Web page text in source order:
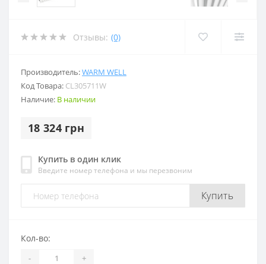
Отзывы: (0)
Производитель:WARM WELL
Код Товара: CL305711W
Наличие: В наличии
18 324 грн
Купить в один клик
Введите номер телефона и мы перезвоним
Купить
Кол-во:
- +